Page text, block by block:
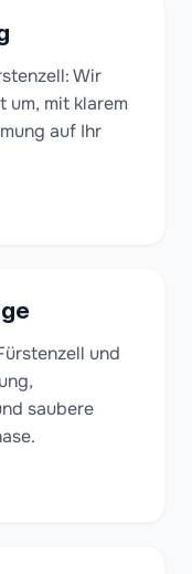
Wir
um, mit klarem
auf Ihr
und
saubere